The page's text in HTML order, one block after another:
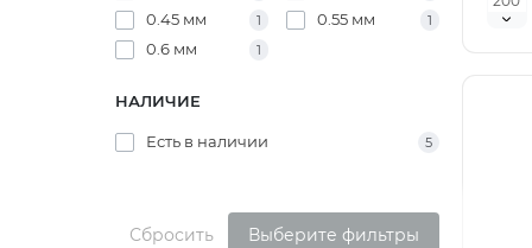
0.45 мм 1 0.55 мм 1
0.6 мм 1
НАЛИЧИЕ
Есть в наличии 5
Сбросить Выберите фильтры